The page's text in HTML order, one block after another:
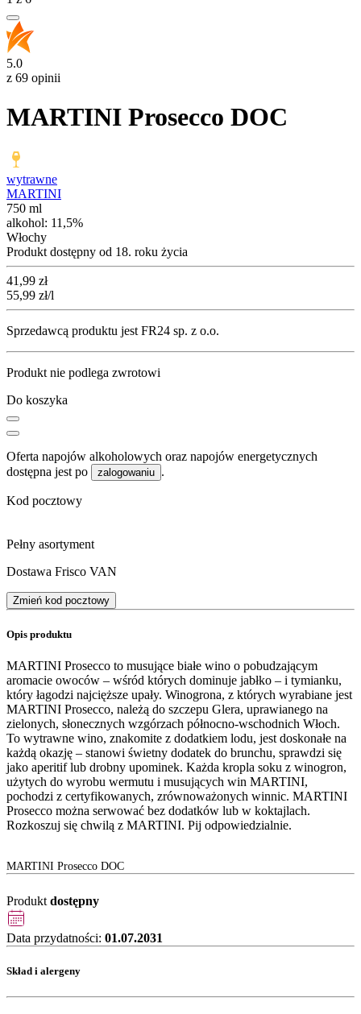
5.0
z 69 opinii
MARTINI Prosecco DOC
wytrawne
MARTINI
750 ml
alkohol: 11,5%
Włochy
Produkt dostępny od 18. roku życia
Cena
41,99 zł
55,99 zł/l
Sprzedawcą produktu jest FR24 sp. z o.o.
Produkt nie podlega zwrotowi
Do koszyka
Oferta napojów alkoholowych oraz napojów energetycznych
dostępna jest po
zalogowaniu .
Kod pocztowy
Pełny asortyment
Dostawa Frisco VAN
Zmień kod pocztowy
Opis produktu
MARTINI Prosecco to musujące białe wino o pobudzającym
aromacie owoców – wśród których dominuje jabłko – i tymianku,
który łagodzi najcięższe upały. Winogrona, z których wyrabiane jest
MARTINI Prosecco, należą do szczepu Glera, uprawianego na
zielonych, słonecznych wzgórzach północno-wschodnich Włoch.
To wytrawne wino, znakomite z dodatkiem lodu, jest doskonałe na
każdą okazję – stanowi świetny dodatek do brunchu, sprawdzi się
jako aperitif lub drobny upominek. Każda kropla soku z winogron,
użytych do wyrobu wermutu i musujących win MARTINI,
pochodzi z certyfikowanych, zrównoważonych winnic. MARTINI
Prosecco można serwować bez dodatków lub w koktajlach.
Rozkoszuj się chwilą z MARTINI. Pij odpowiedzialnie.
MARTINI Prosecco DOC
Produkt dostępny
Data przydatności: 01.07.2031
Skład i alergeny